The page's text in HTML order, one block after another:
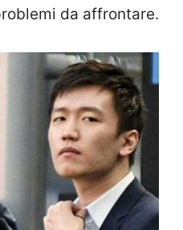
da affrontare.